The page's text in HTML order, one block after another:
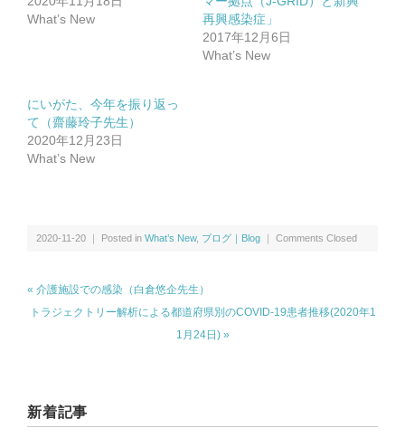
書籍｜Book
What’s New
再興感染症」
2017年12月6日
What’s New
にいがた、今年を振り返っ
て（齋藤玲子先生）
2020年12月23日
What’s New
2020-11-20 ｜ Posted in What’s New, ブログ｜Blog ｜ Comments Closed
« 介護施設での感染（白倉悠企先生）
トラジェクトリー解析による都道府県別のCOVID-19患者推移(2020年1
1月24日) »
新着記事